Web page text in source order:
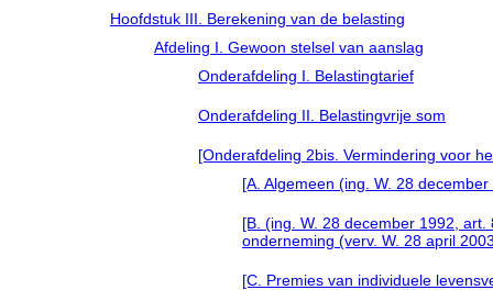
Hoofdstuk III. Berekening van de belasting
Afdeling I. Gewoon stelsel van aanslag
Onderafdeling I. Belastingtarief
Onderafdeling II. Belastingvrije som
[Onderafdeling 2bis. Vermindering voor
[A. Algemeen (ing. W. 28
[B. (ing. W. 28 december 1992,
onderneming (verv. W. 28 april
[C. Premies van individuele